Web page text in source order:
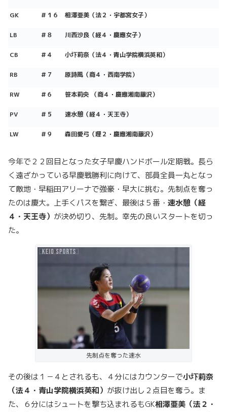
GK ＃１６ 相澤亜美 （法２・宇都宮女子）
LB ＃８ 川西沙良（経４・慶應女子）
CB ＃４ 小圷莉奈（法４・青山学院横浜英和）
RB ＃７ 原詩風（商４・西南学院）
RW ＃６ 笹本莉央 （商４・慶應湘南藤沢）
PV ＃５ 速水憩（経４・天王寺）
LW ＃９ 森田愛弓（理２・慶應湘南藤沢）
今年で２２回目となった女子早慶ハンドボール定期戦。長ら
く遠ざかっている早慶戦勝利に向けて、部員全員一丸となっ
て敵地・早稲田アリーナで強豪・早大に挑む。先制点を奪っ
たのは慶大。上手くパスを繋ぎ、最後は５番・ 速水憩（経
４・天王寺） が決め切り、先制。幸先の良いスタートを切っ
た。
先制点を奪った速水
その後は１－４とされるも、４分にはカウンターで小圷莉奈
（法４・青山学院横浜英和） が抜け出し２点目を奪う。ま
た、６分にはシュートを撃ち込まれるもGK相澤亜美（法２・